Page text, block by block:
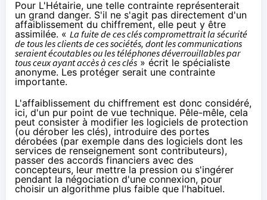
Pour L'Hétairie, une telle contrainte représenterait
un grand danger. S'il ne s'agit pas directement d'un
affaiblissement du chiffrement, elle peut y être
assimilée. « La fuite de ces clés compromettrait la sécurité
de tous les clients de ces sociétés, dont les communications
seraient écoutables ou les téléphones déverrouillables par
tous ceux ayant accès à ces clés » écrit le spécialiste
anonyme. Les protéger serait une contrainte
importante.
L'affaiblissement du chiffrement est donc considéré,
ici, d'un pur point de vue technique. Pêle-mêle, cela
peut consister à modifier les logiciels de protection
(ou dérober les clés), introduire des portes
dérobées (par exemple dans des logiciels dont les
services de renseignement sont contributeurs),
passer des accords financiers avec des
concepteurs, leur mettre la pression ou s'ingérer
pendant la négociation d'une connexion, pour
choisir un algorithme plus faible que l'habituel.